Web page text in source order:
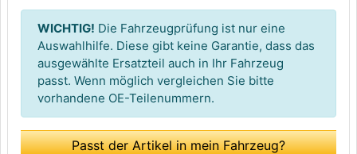
WICHTIG! Die Fahrzeugprüfung ist nur eine
Auswahlhilfe. Diese gibt keine Garantie, dass das
ausgewählte Ersatzteil auch in Ihr Fahrzeug
passt. Wenn möglich vergleichen Sie bitte
vorhandene OE-Teilenummern.
Passt der Artikel in mein Fahrzeug?